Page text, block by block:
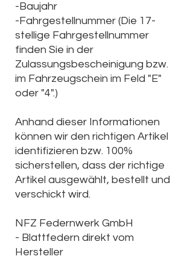
-Baujahr
-Fahrgestellnummer (Die 17-
stellige Fahrgestellnummer
finden Sie in der
Zulassungsbescheinigung bzw.
im Fahrzeugschein im Feld "E"
oder "4".)
Anhand dieser Informationen
können wir den richtigen Artikel
identifizieren bzw. 100%
sicherstellen, dass der richtige
Artikel ausgewählt, bestellt und
verschickt wird.
NFZ Federnwerk GmbH
- Blattfedern direkt vom
Hersteller